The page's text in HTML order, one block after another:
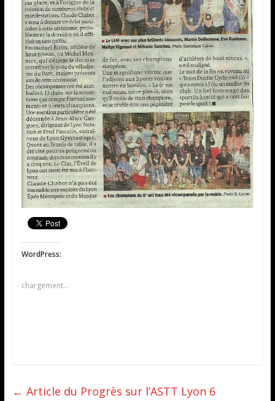
WordPress:
chargement…
← Article du Progrès sur l’ASTT Lyon 6